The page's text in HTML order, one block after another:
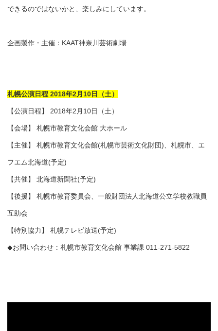
できるのではないかと、楽しみにしています。
企画製作・主催：KAAT神奈川芸術劇場
札幌公演日程 2018年2月10日（土）
【公演日程】 2018年2月10日（土）
【会場】 札幌市教育文化会館 大ホール
【主催】 札幌市教育文化会館(札幌市芸術文化財団)、札幌市、エ
フエム北海道(予定)
【共催】 北海道新聞社(予定)
【後援】 札幌市教育委員会、一般財団法人北海道公立学校教職員
互助会
【特別協力】 札幌テレビ放送(予定)
◆お問い合わせ：札幌市教育文化会館 事業課 011-271-5822